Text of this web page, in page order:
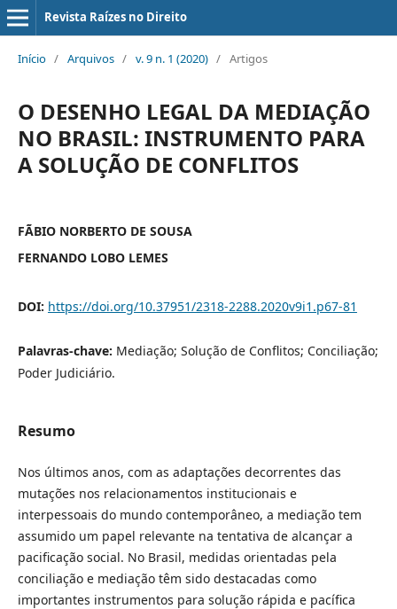
Revista Raízes no Direito
Início / Arquivos / v. 9 n. 1 (2020) / Artigos
O DESENHO LEGAL DA MEDIAÇÃO
NO BRASIL: INSTRUMENTO PARA
A SOLUÇÃO DE CONFLITOS
FÃBIO NORBERTO DE SOUSA
FERNANDO LOBO LEMES
DOI: https://doi.org/10.37951/2318-2288.2020v9i1.p67-81
Palavras-chave: Mediação; Solução de Conflitos; Conciliação;
Poder Judiciário.
Resumo
Nos últimos anos, com as adaptações decorrentes das
mutações nos relacionamentos institucionais e
interpessoais do mundo contemporâneo, a mediação tem
assumido um papel relevante na tentativa de alcançar a
pacificação social. No Brasil, medidas orientadas pela
conciliação e mediação têm sido destacadas como
importantes instrumentos para solução rápida e pacífica